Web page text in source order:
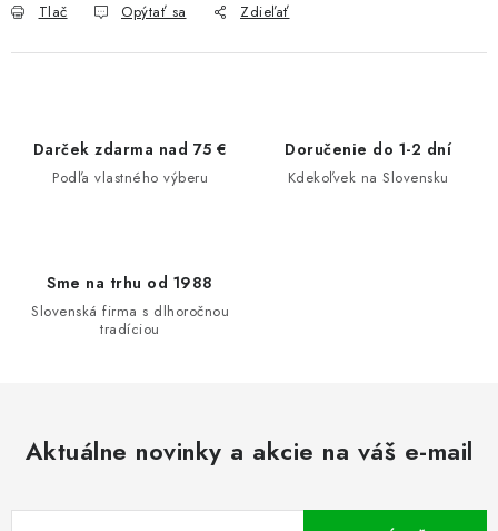
Tlač Opýtať sa Zdieľať
Darček zdarma nad 75 €
Podľa vlastného výberu
Doručenie do 1-2 dní
Kdekoľvek na Slovensku
Sme na trhu od 1988
Slovenská firma s dlhoročnou
tradíciou
Aktuálne novinky a akcie na váš e-mail